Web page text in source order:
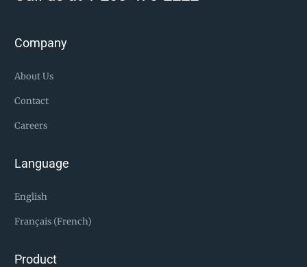
Company
About Us
Contact
Careers
Language
English
Français (French)
Product